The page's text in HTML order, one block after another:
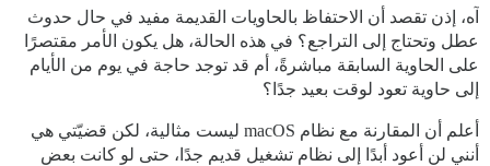
آه، إذن تقصد أن الاحتفاظ بالحاويات القديمة مفيد في حال حدوث
عطل وتحتاج إلى التراجع؟ في هذه الحالة، هل يكون الأمر مقتصرًا
على الحاوية السابقة مباشرةً، أم قد توجد حاجة في يوم من الأيام
إلى حاوية تعود لوقت بعيد جدًا؟
أعلم أن المقارنة مع نظام macOS ليست مثالية، لكن قضيّتي هي
أنني لن أعود أبدًا إلى نظام تشغيل قديم جدًا، حتى لو كانت بعض